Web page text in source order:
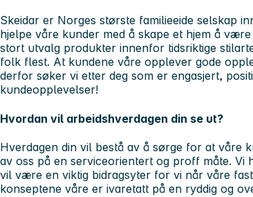
Skeidar er Norges største familieeide selskap
hjelpe våre kunder med å skape et hjem å
stort utvalg produkter innenfor tidsriktige
folk flest. At kundene våre opplever gode
derfor søker vi etter deg som er engasjert,
kundeopplevelser!
Hvordan vil arbeidshverdagen din se ut?
Hverdagen din vil bestå av å sørge for at våre
av oss på en serviceorientert og proff måte.
vil være en viktig bidragsyter for vi når våre
konseptene våre er ivaretatt på en ryddig og